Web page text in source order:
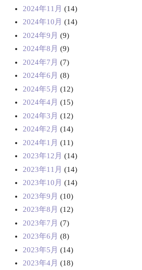
2024年11月 (14)
2024年10月 (14)
2024年9月 (9)
2024年8月 (9)
2024年7月 (7)
2024年6月 (8)
2024年5月 (12)
2024年4月 (15)
2024年3月 (12)
2024年2月 (14)
2024年1月 (11)
2023年12月 (14)
2023年11月 (14)
2023年10月 (14)
2023年9月 (10)
2023年8月 (12)
2023年7月 (7)
2023年6月 (8)
2023年5月 (14)
2023年4月 (18)